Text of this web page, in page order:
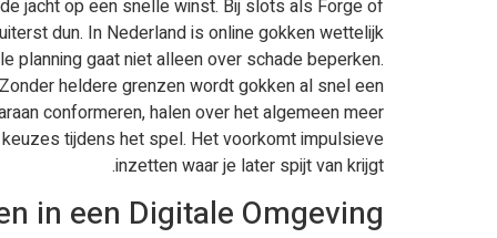
jacht op een snelle winst. Bij slots als Forge of
dun. In Nederland is online gokken wettelijk
planning gaat niet alleen over schade beperken.
heldere grenzen wordt gokken al snel een
conformeren, halen over het algemeen meer
tijdens het spel. Het voorkomt impulsieve
inzetten waar je later spijt van krijgt.
in een Digitale Omgeving